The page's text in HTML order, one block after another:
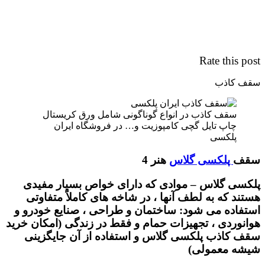
Rate this post
سقف کاذب
سقف کاذب در انواع گوناگونی شامل ورق کریستال
چاپ تایل گچی کامپوزیت و… در فروشگاه ایران
پلکسی
سقف پلکسی گلاس هنر 4
پلکسی گلاس – موادی که دارای خواص بسیار مفیدی
هستند که به لطف آنها ، در شاخه های کاملاً متفاوتی
استفاده می شود: ساختمان و طراحی ، صنایع خودرو و
هوانوردی ، تجهیزات حمام و فقط در زندگی (امکان خرید
سقف کاذب پلکسی گلاس و استفاده از آن جایگزینی
شیشه معمولی)